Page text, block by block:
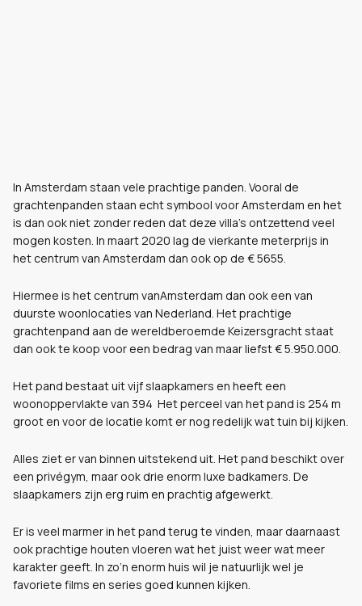
In Amsterdam staan vele prachtige panden. Vooral de
grachtenpanden staan echtsymbool voor Amsterdam en het
is dan ook niet zonder reden dat deze villa’s ontzettend veel
mogen kosten. In maart 2020 lag de vierkante meterprijs in
het centrum van Amsterdam dan ook op de € 5655.
Hiermee is het centrum vanAmsterdam dan ook een van
duurste woonlocaties van Nederland. Het prachtige
grachtenpand aan de wereldberoemde Keizersgracht staat
dan ook te koop voor een bedrag van maar liefst € 5.950.000.
Het pand bestaat uit vijf slaapkamers en heeft een
woonoppervlakte van 394 Het perceel van het pand is 254 m
groot en voor de locatie komt er nog redelijk wat tuin bij kijken.
Alles ziet er van binnen uitstekend uit. Het pand beschikt over
een privégym, maar ook drie enorm luxe badkamers. De
slaapkamers zijn erg ruim en prachtig afgewerkt.
Er is veel marmer in het pand terug te vinden, maar daarnaast
ook prachtige houten vloeren wat het juist weer wat meer
karakter geeft. In zo’n enorm huis wil je natuurlijk wel je
favoriete films en series goed kunnen kijken.